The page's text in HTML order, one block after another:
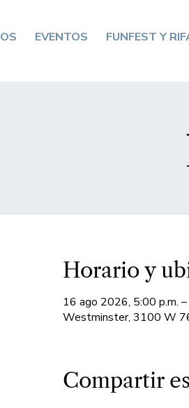
EVENTOS FUNFEST Y
Horario y
16 ago 2026, 5:00 p.m.
Westminster, 3100 W
Compartir